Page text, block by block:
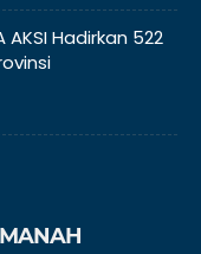
AKSI Hadirkan 522